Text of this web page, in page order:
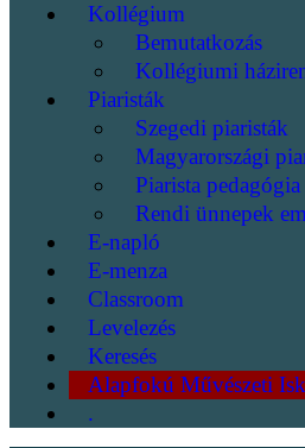
Kollégium
Bemutatkozás
Kollégiumi
Piaristák
Szegedi piaristák
Magyarországi
Piarista
Rendi ünnepek
E-napló
E-menza
Classroom
Levelezés
Keresés
Alapfokú Művészeti
.